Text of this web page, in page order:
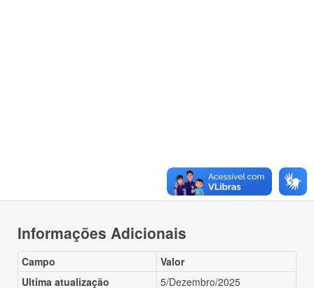
Informações Adicionais
Campo
Valor
Ultima atualização
5/Dezembro/2025